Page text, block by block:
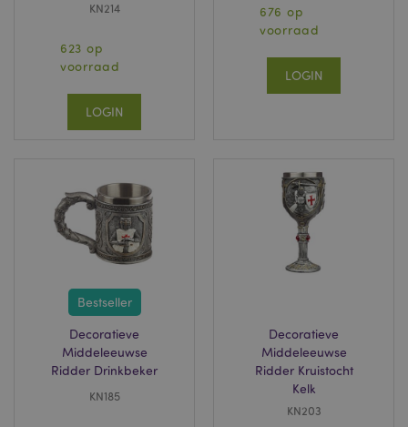
KN214
623 op
voorraad
LOGIN
676 op
voorraad
LOGIN
Bestseller
Decoratieve
Middeleeuwse
Ridder Drinkbeker
KN185
Decoratieve
Middeleeuwse
Ridder Kruistocht
Kelk
KN203